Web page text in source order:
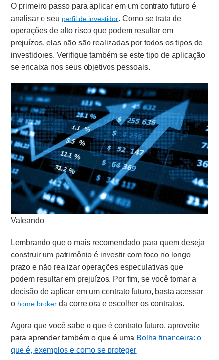
O primeiro passo para aplicar em um contrato futuro é
analisar o seu perfil de investidor. Como se trata de
operações de alto risco que podem resultar em
prejuízos, elas não são realizadas por todos os tipos de
investidores. Verifique também se este tipo de aplicação
se encaixa nos seus objetivos pessoais.
Valeando
Lembrando que o mais recomendado para quem deseja
construir um patrimônio é investir com foco no longo
prazo e não realizar operações especulativas que
podem resultar em prejuízos. Por fim, se você tomar a
decisão de aplicar em um contrato futuro, basta acessar
o home broker da corretora e escolher os contratos.
Agora que você sabe o que é contrato futuro, aproveite
para aprender também o que é uma Bolha financeira: o
que é, exemplos e como se proteger